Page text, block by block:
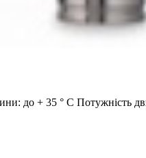
до + 35 ° С Потужність